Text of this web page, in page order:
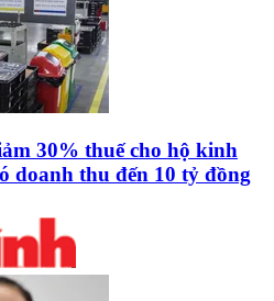
30% thuế cho hộ kinh
doanh thu đến 10 tỷ đồng